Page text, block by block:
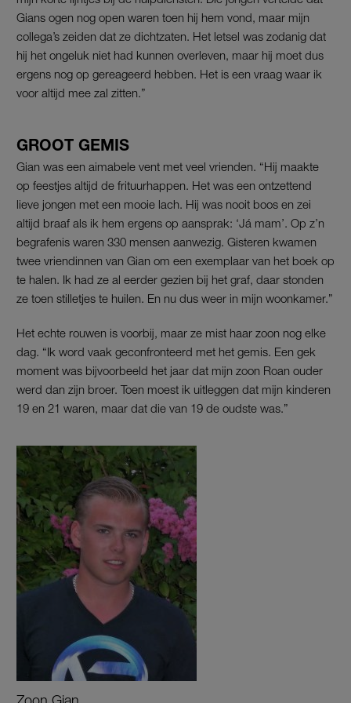
Gians ogen nog open waren toen hij hem vond, maar mijn
collega’s zeiden dat ze dichtzaten. Het letsel was zodanig dat
hij het ongeluk niet had kunnen overleven, maar hij moet dus
ergens nog op gereageerd hebben. Het is een vraag waar ik
voor altijd mee zal zitten.”
GROOT GEMIS
Gian was een aimabele vent met veel vrienden. “Hij maakte
op feestjes altijd de frituurhappen. Het was een ontzettend
lieve jongen met een mooie lach. Hij was nooit boos en zei
altijd braaf als ik hem ergens op aansprak: ‘Já mam’. Op z’n
begrafenis waren 330 mensen aanwezig. Gisteren kwamen
twee vriendinnen van Gian om een exemplaar van het boek op
te halen. Ik had ze al eerder gezien bij het graf, daar stonden
ze toen stilletjes te huilen. En nu dus weer in mijn woonkamer.”
Het echte rouwen is voorbij, maar ze mist haar zoon nog elke
dag. “Ik word vaak geconfronteerd met het gemis. Een gek
moment was bijvoorbeeld het jaar dat mijn zoon Roan ouder
werd dan zijn broer. Toen moest ik uitleggen dat mijn kinderen
19 en 21 waren, maar dat die van 19 de oudste was.”